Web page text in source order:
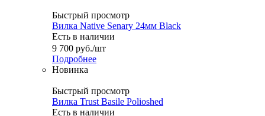
Быстрый просмотр
Вилка Native Senary 24мм Black
Есть в наличии
9 700 руб./шт
Подробнее
Новинка
Быстрый просмотр
Вилка Trust Basile Polioshed
Есть в наличии